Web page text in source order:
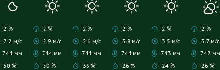
2 %
2.2 м/с
744 мм
50 %
2 %
2.9 м/с
744 мм
50 %
2 %
2.6 м/с
744 мм
36 %
2 %
3.8 м/с
744 мм
26 %
2 %
3.5 м/с
743 мм
24 %
2 %
3.7 м/с
742 мм
26 %